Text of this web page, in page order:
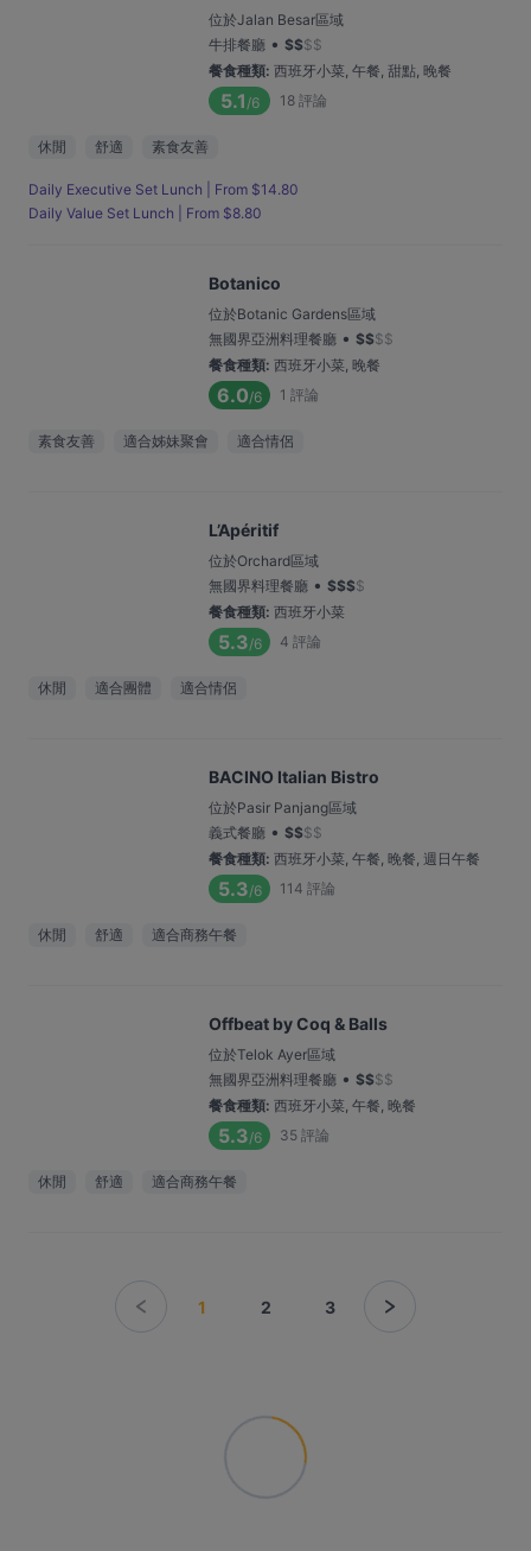
位於Jalan Besar區域
牛排餐廳 • $$$$
餐食種類: 西班牙小菜, 午餐, 甜點, 晚餐
5.1 /6 18 評論
休閒 舒適 素食友善
Daily Executive Set Lunch | From $14.80
Daily Value Set Lunch | From $8.80
Botanico
位於Botanic Gardens區域
無國界亞洲料理餐廳 • $$$$
餐食種類: 西班牙小菜, 晚餐
6.0/6 1 評論
素食友善 適合姊妹聚會 適合情侶
L’Apéritif
位於Orchard區域
無國界料理餐廳 • $$$$
餐食種類: 西班牙小菜
5.3/6 4 評論
休閒 適合團體 適合情侶
BACINO Italian Bistro
位於Pasir Panjang區域
義式餐廳 • $$$$
餐食種類: 西班牙小菜, 午餐, 晚餐, 週日午餐
5.3/6 114 評論
休閒 舒適 適合商務午餐
Offbeat by Coq & Balls
位於Telok Ayer區域
無國界亞洲料理餐廳 • $$$$
餐食種類: 西班牙小菜, 午餐, 晚餐
5.3/6 35 評論
休閒 舒適 適合商務午餐
1 2 3